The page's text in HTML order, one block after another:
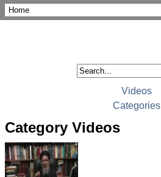
Videos
Categories
Category Videos